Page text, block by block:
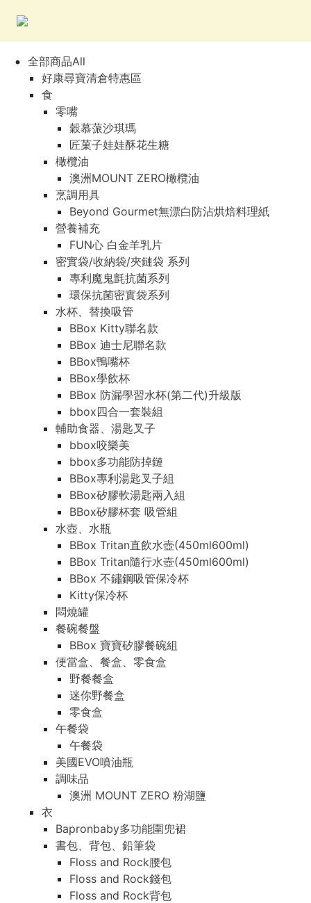
全部商品All
好康尋寶清倉特惠區
食
零嘴
穀慕蒎沙琪瑪
匠菓子娃娃酥花生糖
橄欖油
澳洲MOUNT ZERO橄欖油
烹調用具
Beyond Gourmet無漂白防沾烘焙料理紙
營養補充
FUN心 白金羊乳片
密實袋/收納袋/夾鏈袋 系列
專利魔鬼氈抗菌系列
環保抗菌密實袋系列
水杯、替換吸管
BBox Kitty聯名款
BBox 迪士尼聯名款
BBox鴨嘴杯
BBox學飲杯
BBox 防漏學習水杯(第二代)升級版
bbox四合一套裝組
輔助食器、湯匙叉子
bbox咬樂美
bbox多功能防掉鏈
BBox專利湯匙叉子組
BBox矽膠軟湯匙兩入組
BBox矽膠杯套 吸管組
水壺、水瓶
BBox Tritan直飲水壺(450ml600ml)
BBox Tritan隨行水壺(450ml600ml)
BBox 不鏽鋼吸管保冷杯
Kitty保冷杯
悶燒罐
餐碗餐盤
BBox 寶寶矽膠餐碗組
便當盒、餐盒、零食盒
野餐餐盒
迷你野餐盒
零食盒
午餐袋
午餐袋
美國EVO噴油瓶
調味品
澳洲 MOUNT ZERO 粉湖鹽
衣
Bapronbaby多功能圍兜裙
書包、背包、鉛筆袋
Floss and Rock腰包
Floss and Rock錢包
Floss and Rock背包